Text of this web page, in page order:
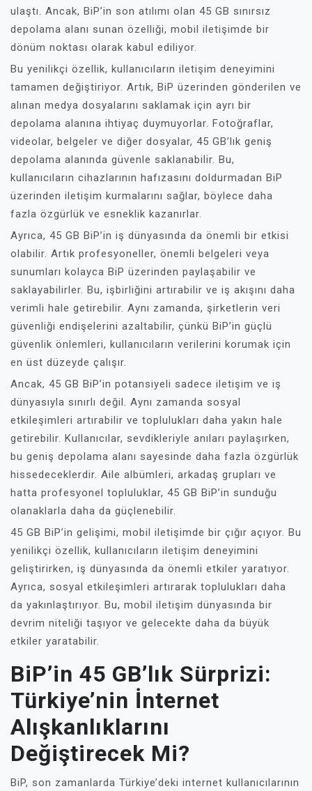
ulaştı. Ancak, BiP’in son atılımı olan 45 GB sınırsız
depolama alanı sunan özelliği, mobil iletişimde bir
dönüm noktası olarak kabul ediliyor.
Bu yenilikçi özellik, kullanıcıların iletişim deneyimini
tamamen değiştiriyor. Artık, BiP üzerinden gönderilen ve
alınan medya dosyalarını saklamak için ayrı bir
depolama alanına ihtiyaç duymuyorlar. Fotoğraflar,
videolar, belgeler ve diğer dosyalar, 45 GB’lık geniş
depolama alanında güvenle saklanabilir. Bu,
kullanıcıların cihazlarının hafızasını doldurmadan BiP
üzerinden iletişim kurmalarını sağlar, böylece daha
fazla özgürlük ve esneklik kazanırlar.
Ayrıca, 45 GB BiP’in iş dünyasında da önemli bir etkisi
olabilir. Artık profesyoneller, önemli belgeleri veya
sunumları kolayca BiP üzerinden paylaşabilir ve
saklayabilirler. Bu, işbirliğini artırabilir ve iş akışını daha
verimli hale getirebilir. Aynı zamanda, şirketlerin veri
güvenliği endişelerini azaltabilir, çünkü BiP’in güçlü
güvenlik önlemleri, kullanıcıların verilerini korumak için
en üst düzeyde çalışır.
Ancak, 45 GB BiP’in potansiyeli sadece iletişim ve iş
dünyasıyla sınırlı değil. Aynı zamanda sosyal
etkileşimleri artırabilir ve toplulukları daha yakın hale
getirebilir. Kullanıcılar, sevdikleriyle anıları paylaşırken,
bu geniş depolama alanı sayesinde daha fazla özgürlük
hissedeceklerdir. Aile albümleri, arkadaş grupları ve
hatta profesyonel topluluklar, 45 GB BiP’in sunduğu
olanaklarla daha da güçlenebilir.
45 GB BiP’in gelişimi, mobil iletişimde bir çığır açıyor. Bu
yenilikçi özellik, kullanıcıların iletişim deneyimini
geliştirirken, iş dünyasında da önemli etkiler yaratıyor.
Ayrıca, sosyal etkileşimleri artırarak toplulukları daha
da yakınlaştırıyor. Bu, mobil iletişim dünyasında bir
devrim niteliği taşıyor ve gelecekte daha da büyük
etkiler yaratabilir.
BiP’in 45 GB’lık Sürprizi:
Türkiye’nin İnternet
Alışkanlıklarını
Değiştirecek Mi?
BiP, son zamanlarda Türkiye’deki internet kullanıcılarının